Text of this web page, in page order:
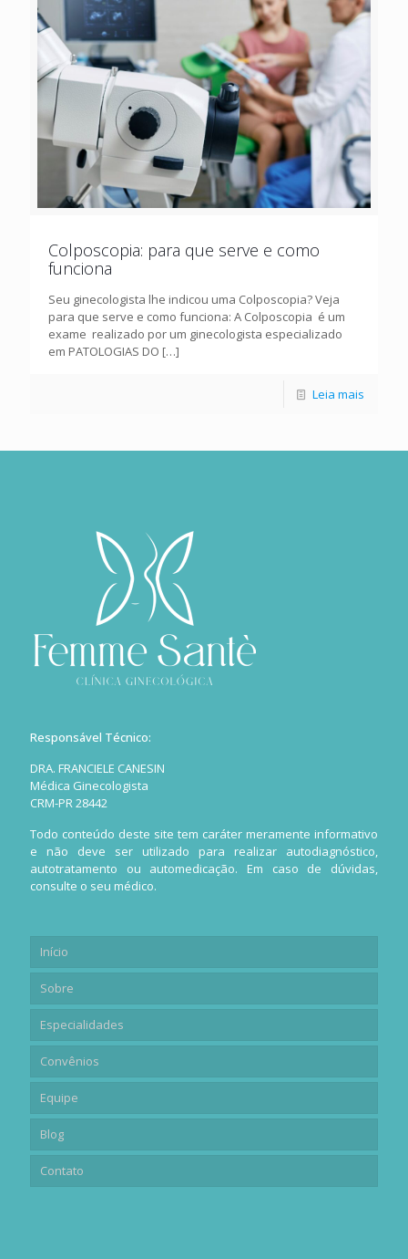
Colposcopia: para que serve e como
funciona
Seu ginecologista lhe indicou uma Colposcopia? Veja
para que serve e como funciona: A Colposcopia é um
exame realizado por um ginecologista especializado
em PATOLOGIAS DO […]
Leia mais
Responsável Técnico:
DRA. FRANCIELE CANESIN
Médica Ginecologista
CRM-PR 28442
Todo conteúdo deste site tem caráter meramente informativo
e não deve ser utilizado para realizar autodiagnóstico,
autotratamento ou automedicação. Em caso de dúvidas,
consulte o seu médico.
Início
Sobre
Especialidades
Convênios
Equipe
Blog
Contato